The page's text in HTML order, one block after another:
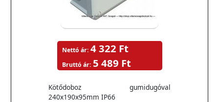
Kötődoboz gumidugóval
240x190x95mm IP66
Nettó ár: 4 322 Ft
Bruttó ár: 5 489 Ft